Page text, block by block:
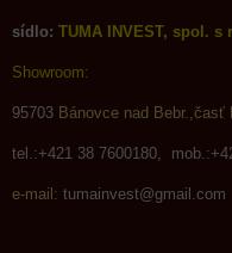
sídlo: TUMA INVEST, spol. s
Showroom:
95703 Bánovce nad Bebr.,časť
tel.:+421 38 7600180,
e-mail: tumainvest@gmail.com